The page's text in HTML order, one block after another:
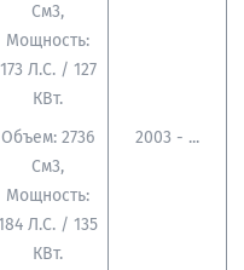
См3,
Мощность:
173 Л.с. / 127
КВт.
Объем: 2736
См3,
Мощность:
Л.с. / 135
КВт.
2003 - ...